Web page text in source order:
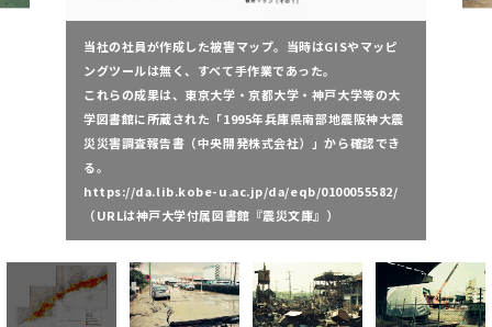
ポートアイランド等の港湾施設では「液状化現象」によ
る被害が発生。
当然道路は通れないので、小型船をチャーターし、水上
側から陸地の被害調査をして回った。